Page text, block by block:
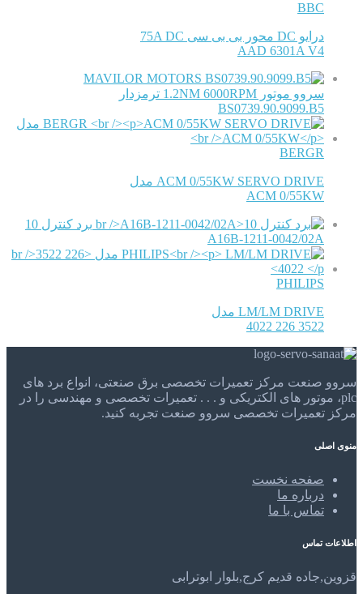
BBC
درایو DC محور بی بی سی 75A DC
AAD 6301A V4
MAVILOR MOTORS
سروو موتور 1.2NM 6000RPM ترمزدار
BS0739.90.9099.B5
BERGR
ACM 0/55KW SERVO DRIVE مدل
ACM 0/55KW
برد کنترل 10
A16B-1211-0042/02A
PHILIPS
LM/LM DRIVE مدل
3522 226 4022
سروو صنعت مرکز تعمیرات تخصصی برق صنعتی، انواع برد های
plc، موتور های الکتریکی و . . . تعمیرات تخصصی و مهندسی را در
مرکز تعمیرات تخصصی سروو صنعت تجربه کنید.
منوی اصلی
صفحه نخست
درباره ما
تماس با ما
اطلاعات تماس
قزوین,جاده قدیم کرج,بلوار ابوترابی